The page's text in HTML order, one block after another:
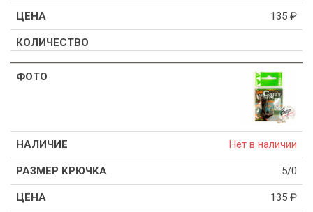
135 ₽
Нет в наличии
5/0
135 ₽